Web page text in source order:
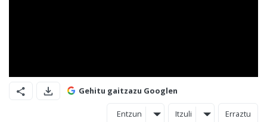
Gehitu gaitzazu Googlen
Entzun Itzuli Erraztu